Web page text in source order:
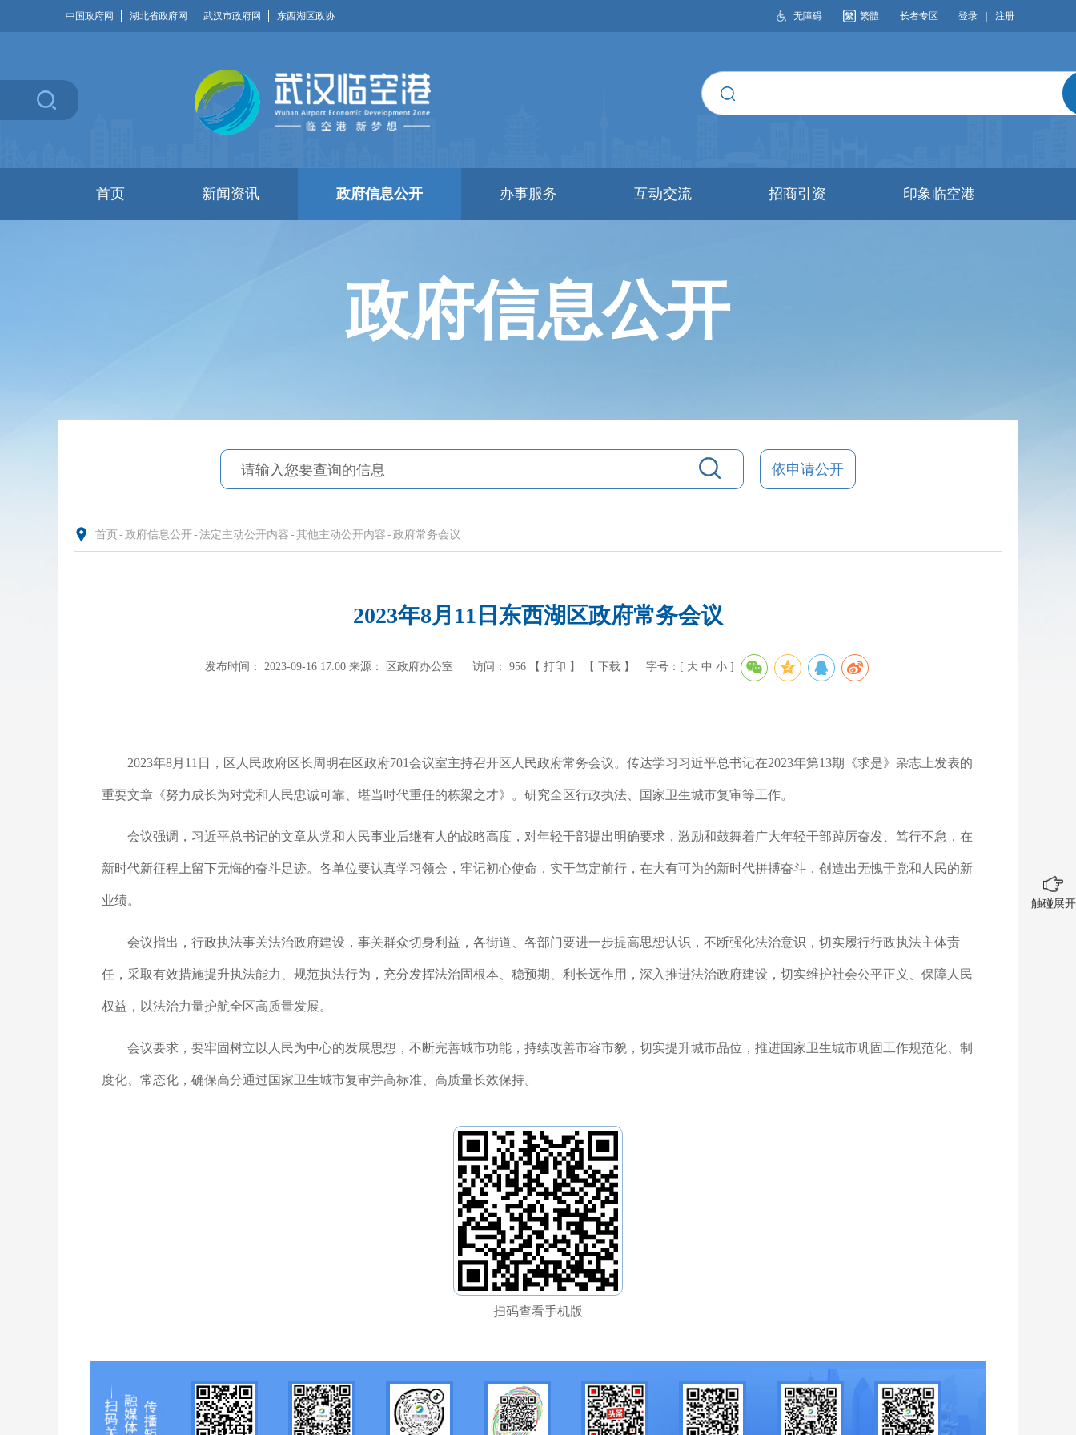
中国政府网 湖北省政府网 武汉市政府网 东西湖区政协 无障碍 繁體 长者专区 登录 注册
首页 新闻资讯 政府信息公开 办事服务 互动交流 招商引资 印象临空港
政府信息公开
依申请公开
首页 - 政府信息公开- 法定主动公开内容 - 其他主动公开内容 - 政府常务会议
2023年8月11日东西湖区政府常务会议
发布时间： 2023-09-16 17:00 来源： 区政府办公室 访问： 956 【 打印 】 【 下载 】 字号：[ 大 中 小]
2023年8月11日，区人民政府区长周明在区政府701会议室主持召开区人民政府常务会议。传达学习习近平总书记在2023年第13期《求是》杂志上发表的
重要文章《努力成长为对党和人民忠诚可靠、堪当时代重任的栋梁之才》。研究全区行政执法、国家卫生城市复审等工作。
会议强调，习近平总书记的文章从党和人民事业后继有人的战略高度，对年轻干部提出明确要求，激励和鼓舞着广大年轻干部踔厉奋发、笃行不怠，在
新时代新征程上留下无悔的奋斗足迹。各单位要认真学习领会，牢记初心使命，实干笃定前行，在大有可为的新时代拼搏奋斗，创造出无愧于党和人民的新
业绩。
会议指出，行政执法事关法治政府建设，事关群众切身利益，各街道、各部门要进一步提高思想认识，不断强化法治意识，切实履行行政执法主体责
任，采取有效措施提升执法能力、规范执法行为，充分发挥法治固根本、稳预期、利长远作用，深入推进法治政府建设，切实维护社会公平正义、保障人民
权益，以法治力量护航全区高质量发展。
会议要求，要牢固树立以人民为中心的发展思想，不断完善城市功能，持续改善市容市貌，切实提升城市品位，推进国家卫生城市巩固工作规范化、制
度化、常态化，确保高分通过国家卫生城市复审并高标准、高质量长效保持。
扫码查看手机版
触碰展开